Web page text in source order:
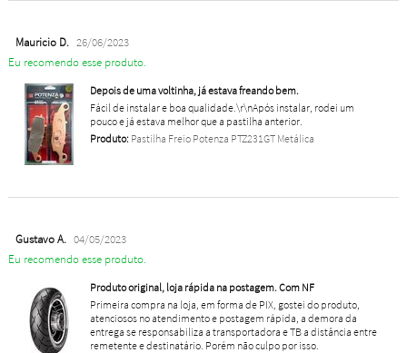
Mauricio D. 26/06/2023
Eu recomendo esse produto.
Depois de uma voltinha, já estava freando bem.
Fácil de instalar e boa qualidade.\r\nApós instalar, rodei um
pouco e já estava melhor que a pastilha anterior.
Produto:Pastilha Freio Potenza PTZ231GT Metálica
Gustavo A. 04/05/2023
Eu recomendo esse produto.
Produto original, loja rápida na postagem. Com NF
Primeira compra na loja, em forma de PIX, gostei do produto,
atenciosos no atendimento e postagem rápida, a demora da
entrega se responsabiliza a transportadora e TB a distância entre
remetente e destinatário. Porém não culpo por isso.